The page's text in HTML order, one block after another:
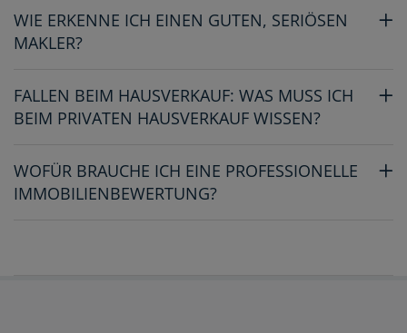
WIE ERKENNE ICH EINEN GUTEN, SERIÖSEN
MAKLER?
FALLEN BEIM HAUSVERKAUF: WAS MUSS ICH
BEIM PRIVATEN HAUSVERKAUF WISSEN?
WOFÜR BRAUCHE ICH EINE PROFESSIONELLE
IMMOBILIENBEWERTUNG?